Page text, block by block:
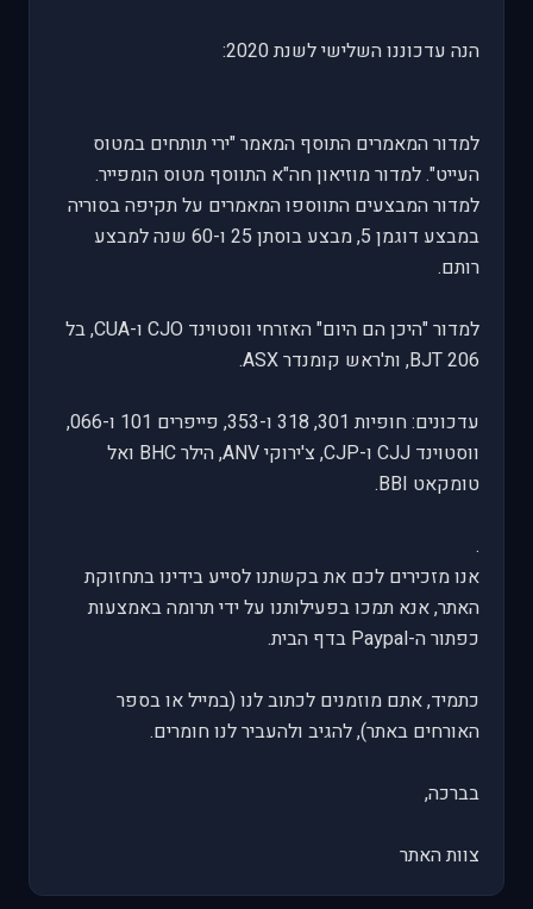
הנה עדכוננו השלישי לשנת 2020:
למדור המאמרים התוסף המאמר "ירי תותחים במטוס
העייט". למדור מוזיאון חה"א התווסף מטוס הומפייר.
למדור המבצעים התווספו המאמרים על תקיפה בסוריה
במבצע דוגמן 5, מבצע בוסתן 25 ו-60 שנה למבצע
רותם.
למדור "היכן הם היום" האזרחי ווסטוינד CJO ו-CUA, בל
206 BJT, ות'ראש קומנדר ASX.
עדכונים: חופיות 301, 318 ו-353, פייפרים 101 ו-066,
ווסטוינד CJJ ו-CJP, צ'ירוקי ANV, הילר BHC ואל
טומקאט BBI.
.
אנו מזכירים לכם את בקשתנו לסייע בידינו בתחזוקת
האתר, אנא תמכו בפעילותנו על ידי תרומה באמצעות
כפתור ה-Paypal בדף הבית.
כתמיד, אתם מוזמנים לכתוב לנו (במייל או בספר
האורחים באתר), להגיב ולהעביר לנו חומרים.
בברכה,
צוות האתר